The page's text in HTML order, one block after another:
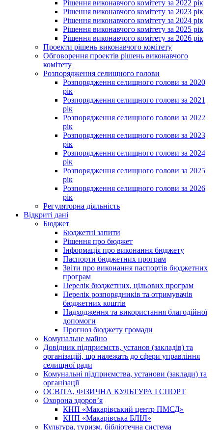
Рішення виконавчого комітету за 2022 рік
Рішення виконавчого комітету за 2023 рік
Рішення виконавчого комітету за 2024 рік
Рішення виконавчого комітету за 2025 рік
Рішення виконавчого комітету за 2026 рік
Проекти рішень виконавчого комітету
Обговорення проектів рішень виконавчого
комітету
Розпорядження селищного голови
Розпорядження селищного голови за 2020
рік
Розпорядження селищного голови за 2021
рік
Розпорядження селищного голови за 2022
рік
Розпорядження селищного голови за 2023
рік
Розпорядження селищного голови за 2024
рік
Розпорядження селищного голови за 2025
рік
Розпорядження селищного голови за 2026
рік
Регуляторна діяльність
Відкриті дані
Бюджет
Бюджетні запити
Рішення про бюджет
Інформація про виконання бюджету
Паспорти бюджетних програм
Звіти про виконання паспортів бюджетних
програм
Перелік бюджетних, цільових програм
Перелік розпорядників та отримувачів
бюджетних коштів
Надходження та використання благодійної
допомоги
Прогноз бюджету громади
Комунальне майно
Довідник підприємств, установ (закладів) та
організацій, що належать до сфери управління
селищної ради
Комунальні підприємства, установи (заклади) та
організації
ОСВІТА, ФІЗИЧНА КУЛЬТУРА І СПОРТ
Охорона здоров’я
КНП «Макарівський центр ПМСД»
КНП «Макарівська БЛІЛ»
Культура, туризм, бібліотечна система